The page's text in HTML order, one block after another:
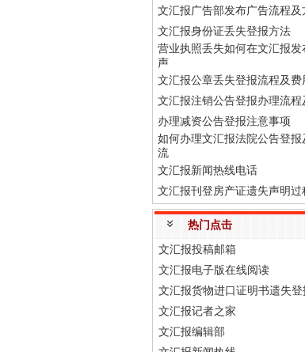
文汇报广告部发布广告流程及
文汇报身份证丢失登报方法
营业执照丢失如何在文汇报发
声
文汇报公章丢失登报流程及费
文汇报注销公告登报办理流程
办理减资公告登报注意事项
如何办理文汇报法院公告登报
流
文汇报新闻热线电话
文汇报刊登房产证遗失声明过
热门点击
文汇报投稿邮箱
文汇报电子版在线阅读
文汇报货物进口证明书遗失登
文汇报记者之家
文汇报编辑部